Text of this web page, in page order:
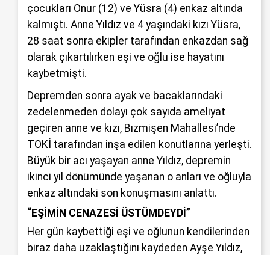
çocukları Onur (12) ve Yüsra (4) enkaz altında
kalmıştı. Anne Yıldız ve 4 yaşındaki kızı Yüsra,
28 saat sonra ekipler tarafından enkazdan sağ
olarak çıkartılırken eşi ve oğlu ise hayatını
kaybetmişti.
Depremden sonra ayak ve bacaklarındaki
zedelenmeden dolayı çok sayıda ameliyat
geçiren anne ve kızı, Bızmişen Mahallesi’nde
TOKİ tarafından inşa edilen konutlarına yerleşti.
Büyük bir acı yaşayan anne Yıldız, depremin
ikinci yıl dönümünde yaşanan o anları ve oğluyla
enkaz altındaki son konuşmasını anlattı.
“EŞİMİN CENAZESİ ÜSTÜMDEYDİ”
Her gün kaybettiği eşi ve oğlunun kendilerinden
biraz daha uzaklaştığını kaydeden Ayşe Yıldız,